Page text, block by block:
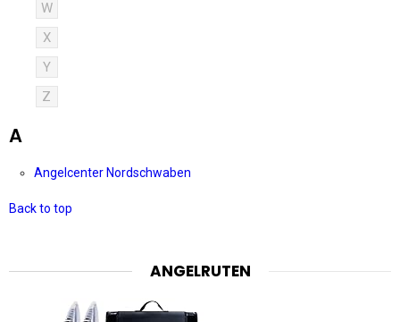
W
X
Y
Z
A
Angelcenter Nordschwaben
Back to top
ANGELRUTEN